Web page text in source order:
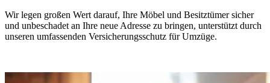
Wir legen großen Wert darauf, Ihre Möbel und Besitztümer sicher
und unbeschadet an Ihre neue Adresse zu bringen, unterstützt durch
unseren umfassenden Versicherungsschutz für Umzüge.